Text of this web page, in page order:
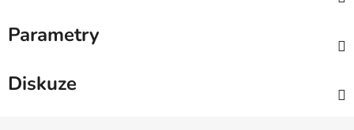
Parametry
Diskuze